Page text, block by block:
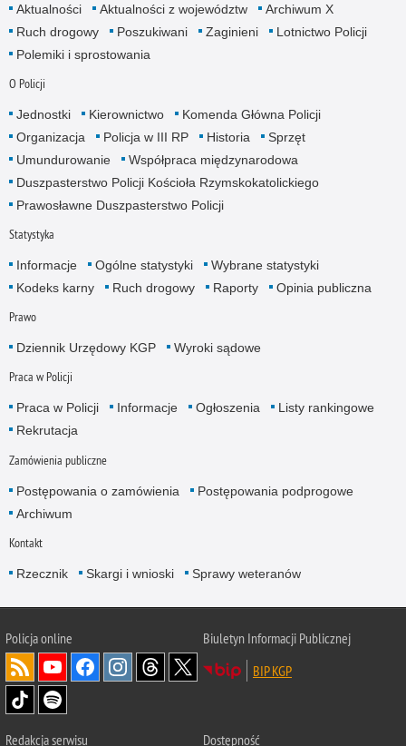
Aktualności Aktualności z województw
Archiwum X
Ruch drogowy
Poszukiwani Zaginieni
Lotnictwo Policji
Polemiki i sprostowania
O Policji
Jednostki Kierownictwo
Komenda Główna Policji
Organizacja
Policja w III RP Historia
Sprzęt
Umundurowanie
Współpraca międzynarodowa
Duszpasterstwo Policji Kościoła Rzymskokatolickiego
Prawosławne Duszpasterstwo Policji
Statystyka
Informacje Ogólne statystyki
Wybrane statystyki
Kodeks karny
Ruch drogowy Raporty Opinia publiczna
Prawo
Dziennik Urzędowy KGP Wyroki sądowe
Praca w Policji
Praca w Policji Informacje Ogłoszenia
Listy rankingowe
Rekrutacja
Zamówienia publiczne
Postępowania o zamówienia
Postępowania podprogowe
Archiwum
Kontakt
Rzecznik Skargi i wnioski Sprawy weteranów
Policjaonline
Biuletyn Informacji Publicznej
BIP KGP
Redakcja serwisu Dostępność